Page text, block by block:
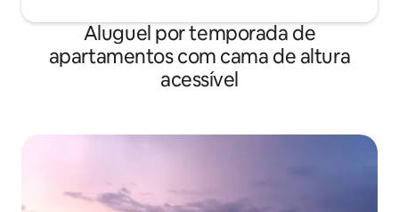
Aluguel por temporada de
apartamentos com cama de altura
acessível